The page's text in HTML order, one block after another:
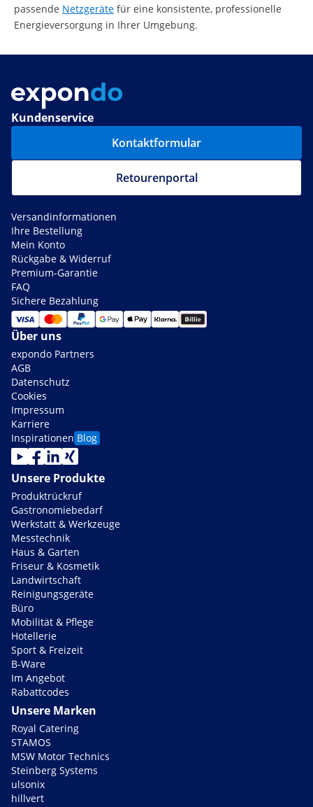
passende Netzgeräte für eine konsistente, professionelle
Energieversorgung in Ihrer Umgebung.
Kundenservice
Kontaktformular
Retourenportal
Versandinformationen
Ihre Bestellung
Mein Konto
Rückgabe & Widerruf
Premium-Garantie
FAQ
Sichere Bezahlung
Über uns
expondo Partners
AGB
Datenschutz
Cookies
Impressum
Karriere
Inspirationen Blog
Unsere Produkte
Produktrückruf
Gastronomiebedarf
Werkstatt & Werkzeuge
Messtechnik
Haus & Garten
Friseur & Kosmetik
Landwirtschaft
Reinigungsgeräte
Büro
Mobilität & Pflege
Hotellerie
Sport & Freizeit
B-Ware
Im Angebot
Rabattcodes
Unsere Marken
Royal Catering
STAMOS
MSW Motor Technics
Steinberg Systems
ulsonix
hillvert